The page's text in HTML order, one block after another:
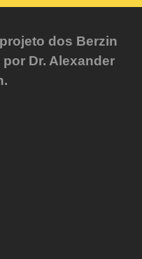
dos Berzin
Dr. Alexander